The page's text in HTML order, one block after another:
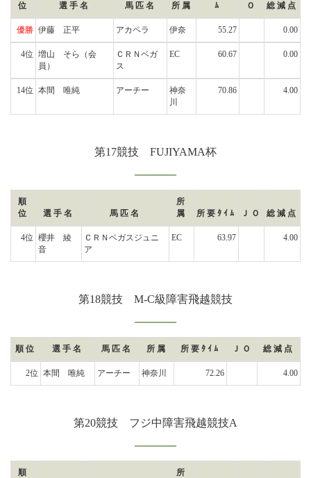
位
選手名 馬匹名 所属
ﾑ
Ｏ
総減点
優勝 伊藤 正平 アカペラ 伊奈 55.27 0.00
4位 増山 そら
（会
員）
ＣＲＮベガ
ス
EC 60.67 0.00
14位 本間 唯純 アーチー
神奈
川
70.86 4.00
第17競技 FUJIYAMA杯
順
位
選手名 馬匹名
所
属
所要ﾀｲﾑ ＪＯ 総減点
4位 櫻井 綾
音
ＣＲＮベガスジュニ
ア
EC 63.97 4.00
第18競技 M-C級障害飛越競技
順位 選手名 馬匹名 所属 所要ﾀｲﾑ ＪＯ 総減点
2位 本間 唯純 アーチー 神奈川 72.26 4.00
第20競技 フジ中障害飛越競技A
順
所